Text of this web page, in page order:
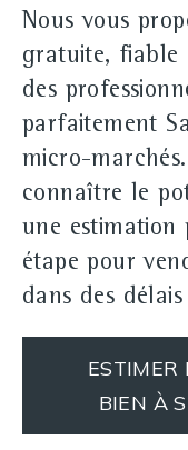
Nous vous
gratuite, fiable
des
parfaitement
micro-
connaître le
une estimation
étape pour
dans des délais
ESTIMER
BIEN À